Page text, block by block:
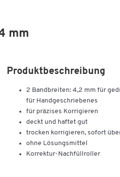
mm
Produktbeschreibung
2 Bandbreiten: 4,2 mm für
für Handgeschriebenes
für präzises Korrigieren
deckt und haftet gut
trocken korrigieren, sofort
ohne Lösungsmittel
Korrektur-Nachfüllroller